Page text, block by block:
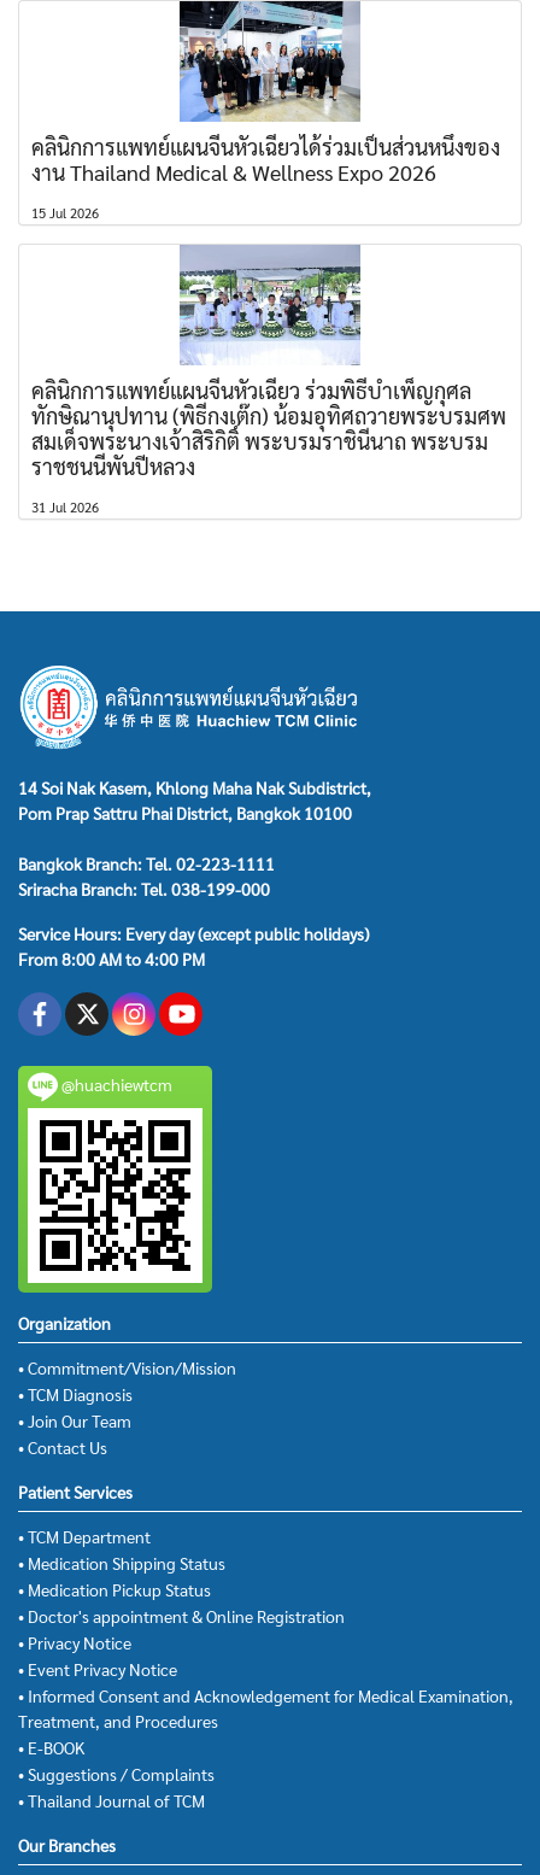
คลินิกการแพทย์แผนจีนหัวเฉียวได้ร่วมเป็นส่วนหนึ่งของ
งาน Thailand Medical & Wellness Expo 2026
15 Jul 2026
คลินิกการแพทย์แผนจีนหัวเฉียว ร่วมพิธีบำเพ็ญกุศล
ทักษิณานุปทาน (พิธีกงเต๊ก) น้อมอุทิศถวายพระบรมศพ
สมเด็จพระนางเจ้าสิริกิติ์ พระบรมราชินีนาถ พระบรม
ราชชนนีพันปีหลวง
31 Jul 2026
14 Soi Nak Kasem, Khlong Maha Nak Subdistrict,
Pom Prap Sattru Phai District, Bangkok 10100
Bangkok Branch: Tel. 02-223-1111
Sriracha Branch: Tel. 038-199-000
Service Hours: Every day (except public holidays)
From 8:00 AM to 4:00 PM
@huachiewtcm
Organization
• Commitment/Vision/Mission
• TCM Diagnosis
• Join Our Team
• Contact Us
Patient Services
• TCM Department
• Medication Shipping Status
• Medication Pickup Status
• Doctor's appointment & Online Registration
• Privacy Notice
• Event Privacy Notice
• Informed Consent and Acknowledgement for Medical Examination,
Treatment, and Procedures
• E-BOOK
• Suggestions / Complaints
• Thailand Journal of TCM
Our Branches